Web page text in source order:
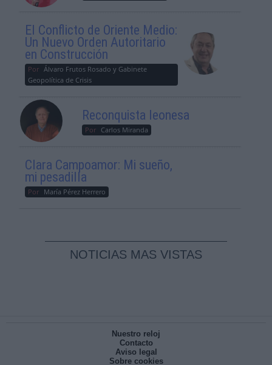
El Conflicto de Oriente Medio:
Un Nuevo Orden Autoritario
en Construcción
Por Álvaro Frutos Rosado y Gabinete
Geopolítica de Crisis
Reconquista leonesa
Por Carlos Miranda
Clara Campoamor: Mi sueño,
mi pesadilla
Por María Pérez Herrero
NOTICIAS MAS VISTAS
Nuestro reloj
Contacto
Aviso legal
Sobre cookies